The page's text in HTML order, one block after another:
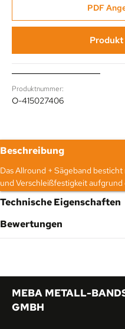
PDF
Produktnummer:
O-415027406
Beschreibung
Das Allround + Sägeband
und Verschleißfestigkeit
Technische Eigenschaften
Bewertungen
MEBA METALL-
GMBH